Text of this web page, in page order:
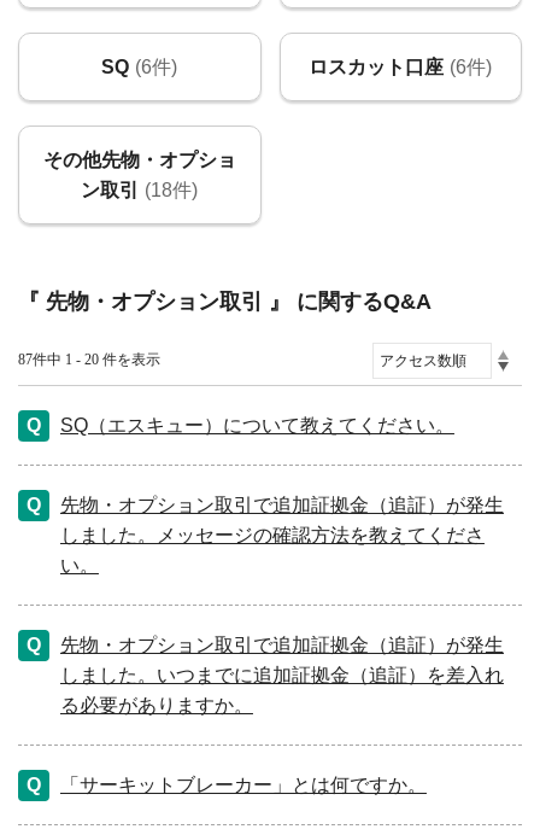
SQ (6件) ロスカット口座 (6件)
その他先物・オプショ
ン取引
(18件)
『 先物・オプション取引 』 に関するQ&A
87件中 1 - 20 件を表示
SQ（エスキュー）について教えてください。
先物・オプション取引で追加証拠金（追証）が発生
しました。メッセージの確認方法を教えてくださ
い。
先物・オプション取引で追加証拠金（追証）が発生
しました。いつまでに追加証拠金（追証）を差入れ
る必要がありますか。
「サーキットブレーカー」とは何ですか。